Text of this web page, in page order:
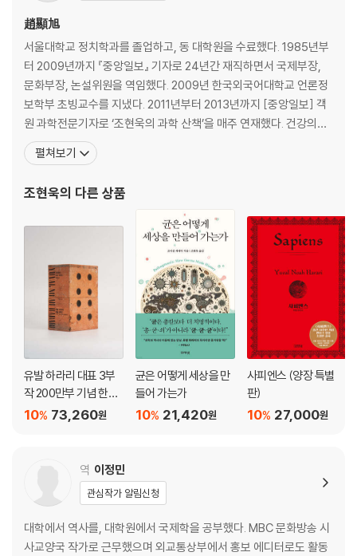
고 빠른 행동의 힘
3장 당신의 손으로 세상의 규칙을 설계하라: 역사를 바꿔온 질서 밖의 혁
신가들
4장 고결한 패배자로 남기보다 불완전한 승리를 쟁취하라: 혁신을 둘러싼
다섯 가지 착각
5장 평범한 사람도 세상을 바꿀 수 있다: 세계 최대의 구호 재단으로 이어
진 사소한 목격
6장 박애주의자를 위한 호그와트에 입학하라: 당신의 천재성을 인류의 가
장 시급한 과제와 연결하는 방법
7장 세상에 필요한 것을 찾아라 그리고 채워주어라: 아이디어를 현실로 구
8장 선의에도 효율이 필요하다: 효과적으로 세상을 구하는 우선순위 전략
9장 더 먼 미래를 준비하며 도덕적 시야를 넓혀라: 상식을 의심하고 역사
의 옳은 편에 서는 법
10장 미래가 당신의 이름을 기억하게 하라: 인류의 위협 앞에 선 당신의 역
에필로그 - 세상을 바꿀 단 한 사람의 선택
선한 야망을 위한 학교
선한 야망을 위한 학교의 일곱 가지 설립 원칙
감사의 글
趙顯旭
서울대학교 정치학과를 졸업하고, 동 대학원을 수료했다. 1985년부
터 2009년까지 『중앙일보』 기자로 24년간 재직하면서 국제부장,
문화부장, 논설위원을 역임했다. 2009년 한국외국어대학교 언론정
보학부 초빙교수를 지냈다. 2011년부터 2013년까지 [중앙일보] 객
원 과학전문기자로 ‘조현욱의 과학 산책’을 매주 연재했다. 건강의학
포털 ‘코메디닷컴’의 편집주간과 싱크탱크 여시재의 편집위원장을 지
냈다. 2016년부터 2018년까지 [중앙선데이]에 ‘조현욱의 빅 히스토
재 중이다. 현재 ‘과학과 소통’ 대표로서
펼쳐보기
조현욱의 다른 상품
유발 하라리 대표 3부
작 200만부 기념 한정
판 브릭 에디션
73,260원
10%
균은 어떻게 세상을 만
들어 가는가
21,420원
10%
사피엔스 (양장 특별
판)
27,000원
10%
역 이정민
관심작가 알림신청
대학에서 역사를, 대학원에서 국제학을 공부했다. MBC 문화방송 시
사교양국 작가로 근무했으며 외교통상부에서 홍보 에디터로도 활동